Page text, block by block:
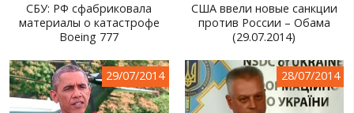
СБУ: РФ сфабриковала
материалы о катастрофе
Boeing 777
США ввели новые санкции
против России – Обама
(29.07.2014)
29/07/2014 28/07/2014